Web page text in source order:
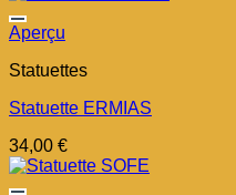
Aperçu
Statuettes
Statuette ERMIAS
34,00 €